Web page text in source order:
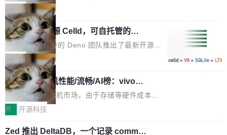
工具升级为企业的质量基础设施。 CIO面对的新
现实 过去两年，CIO们的焦虑清单上多了两项：
一是如何让大模型和智能体应用安全地从PoC走
向生产，二是如何让测试团队跟得上AI应用...
章从一个简单的例子切入。一个网站的深色主题
设置，如果用布尔值 + 可空字段来表示——bool
ean 表示是否可切换，nullable 的默认模式、浅
色方案、深色方案——会产生大量无意义的组
合。方案缺了、配置冲突了、全 null 了。要知道
哪些组合有效，作者说，你得靠"文档、校验、或
者部落知识"。 换个写法。Rust 的 enum，两个
变体：Switchable...
S。如果你只看官方博客，你会觉得这是又一
个"AI 知识库 + 聊天机器人"——每个大厂都在
做，没什么新鲜的。 但 Kenton Varda 在 Twitte
r 上把事情说清楚了： 今天我们发布了 Cloudfla
re OS，一个带连接器的聊天机器人，跟其他所
有科技公司做的一样。只不过，实际上它不一
样。这是 Sandstorm.io 的重制版，我十年前的
那个创业公司。不同的是，这次它构建在 Cloudf
lare Workers 上——我花了九年时间搭建的平台
——并且深度集成了 AI。这基本上是我十年秘密
计划的顶峰。 十年前，Ken...
局
Deno 团队开源 Celld，可自托管的分
布式 Durable Objects
Ryan Dahl 领导的 Deno 团队推出了最新开源项
目 Celld，一个能在自己机器上运行 Cloudflare
Workers 和 Durable Objects 的守护进程。 设
计思路很直接：每个对象是一个独立的 SQLite
数据库，按名称寻址，复制到你自己的 S3 兼容
存储库里。节点之间只通过这个存储库协调——
个小型数据库，应用天然按分片构建，单个数据
局
鲁大师7月新机性能/流畅/AI榜：vivo夺
性能、流畅双第一，三星Galaxy Z系列
新折叠缺席
2026年7月的手机市场，由于存储等硬件成本暴
增，手机厂商的日子也不好过啊，新机速度明显
高价的三星折叠（三星Galaxy Z Fold8 Ultra / Z
开 开源科技
Zed 推出 DeltaDB，一个记录 commit